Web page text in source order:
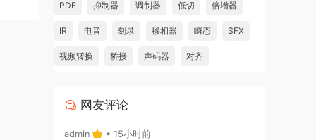
PDF 抑制器 调制器 低切 倍增器
IR 电音 刻录 移相器 瞬态 SFX
视频转换 桥接 声码器 对齐
网友评论
admin • 15小时前